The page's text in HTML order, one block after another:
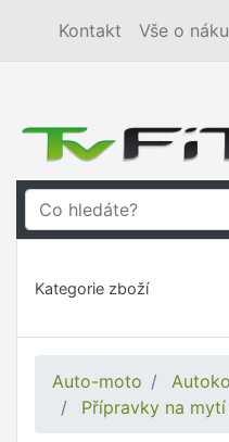
Kontakt Vše o
Kategorie zboží
Auto-moto
Přípravky na